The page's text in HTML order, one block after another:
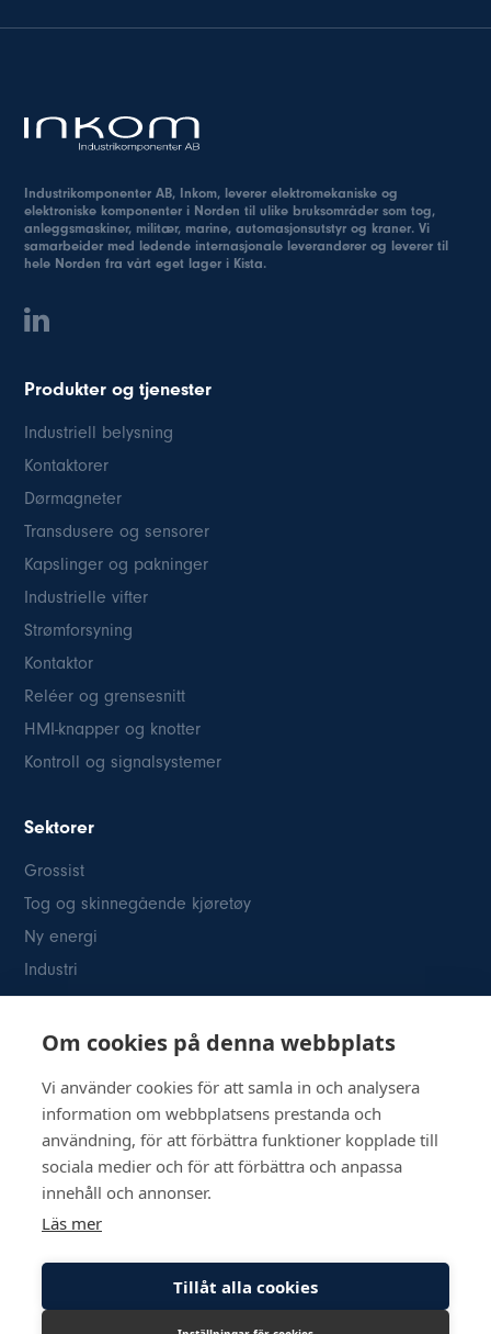
Industrikomponenter AB, Inkom, leverer elektromekaniske og
elektroniske komponenter i Norden til ulike bruksområder som tog,
anleggsmaskiner, militær, marine, automasjonsutstyr og kraner. Vi
samarbeider med ledende internasjonale leverandører og leverer til
hele Norden fra vårt eget lager i Kista.
Produkter og tjenester
Industriell belysning
Kontaktorer
Dørmagneter
Transdusere og sensorer
Kapslinger og pakninger
Industrielle vifter
Strømforsyning
Kontaktor
Reléer og grensesnitt
HMI-knapper og knotter
Kontroll og signalsystemer
Sektorer
Grossist
Tog og skinnegående kjøretøy
Ny energi
Industri
Kontakt oss
Österögatan 2 SE-164 40 Kista08-514 84400info@inkom.se
Org.nr: 556111-8505
© Copyright 2026 Inkom, Industrikomponenter AB
Retningslinjer for personvern
Retningslinjer for informasjonskapsler
Om cookies på denna webbplats
Vi använder cookies för att samla in och analysera
information om webbplatsens prestanda och
användning, för att förbättra funktioner kopplade till
sociala medier och för att förbättra och anpassa
innehåll och annonser.
Läs mer
Tillåt alla cookies